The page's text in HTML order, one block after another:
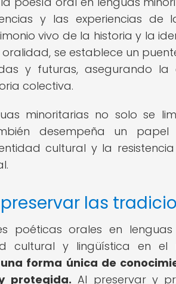
y las experiencias
vivo de la historia y la
se establece un
y futuras, asegurando
colectiva.
minoritarias no solo se
desempeña un
cultural y la
las
poéticas orales en
cultural y lingüística en el
forma única de
protegida. Al preservar y